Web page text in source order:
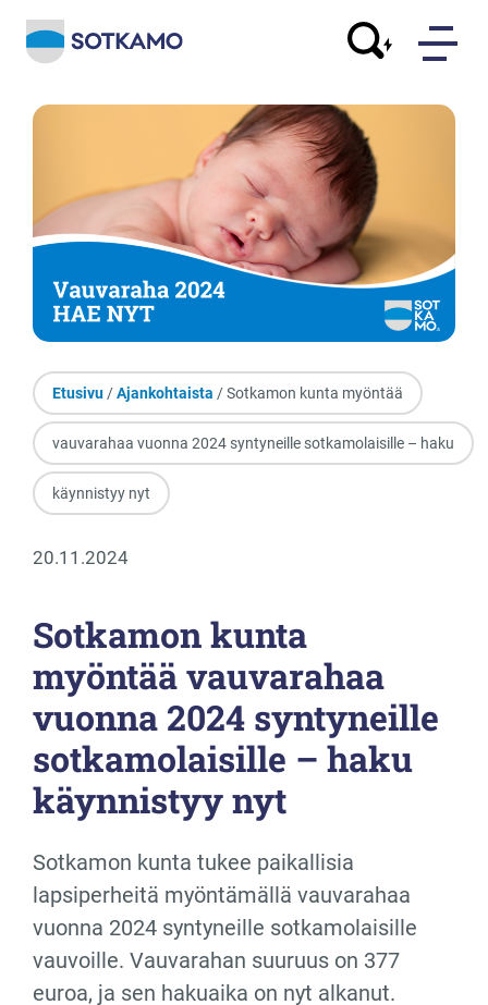
Etusivu/Ajankohtaista / Sotkamon kunta myöntää
vauvarahaa vuonna 2024 syntyneille sotkamolaisille – haku
käynnistyy nyt
20.11.2024
Sotkamon kunta
myöntää vauvarahaa
vuonna 2024 syntyneille
sotkamolaisille – haku
käynnistyy nyt
Sotkamon kunta tukee paikallisia
lapsiperheitä myöntämällä vauvarahaa
vuonna 2024 syntyneille sotkamolaisille
vauvoille. Vauvarahan suuruus on 377
euroa, ja sen hakuaika on nyt alkanut.